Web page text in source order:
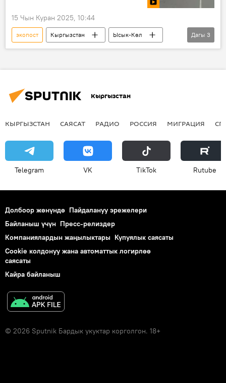
15 Чын Куран 2025, 10:44
экопост Кыргызстан
Ысык-Көл
курулуш
Видео Балыкчы
Дагы 3
Кыргызстан
КЫРГЫЗСТАН САЯСАТ РАДИО РОССИЯ МИГРАЦИЯ
Telegram VK ТikТоk Rutube
Долбоор жөнүндө Пайдалануу эрежелери
Байланыш үчүн Пресс-релиздер
Компаниялардын жаңылыктары Купуялык саясаты
Cookie колдонуу жана автоматтык логирлөө
саясаты
Кайра байланыш
© 2026 Sputnik Бардык укуктар корголгон. 18+